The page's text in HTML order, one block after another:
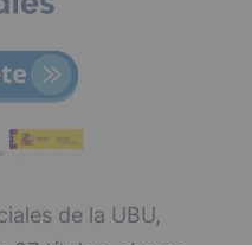
de la UBU,